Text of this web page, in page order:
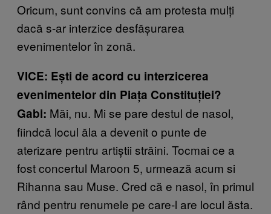
Oricum, sunt convins că am protesta mulţi
dacă s-ar interzice desfăşurarea
evenimentelor în zonă.
VICE: Ești de acord cu interzicerea
evenimentelor din Piața Constituției?
Gabi: Măi, nu. Mi se pare destul de nasol,
fiindcă locul ăla a devenit o punte de
aterizare pentru artiştii străini. Tocmai ce a
fost concertul Maroon 5, urmează acum si
Rihanna sau Muse. Cred că e nasol, în primul
rând pentru renumele pe care-l are locul ăsta.